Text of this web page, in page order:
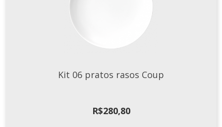
Kit 06 pratos rasos Coup
R$280,80